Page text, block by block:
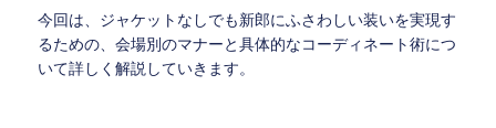
今回は、ジャケットなしでも新郎にふさわしい装いを実現す
るための、会場別のマナーと具体的なコーディネート術につ
いて詳しく解説していきます。